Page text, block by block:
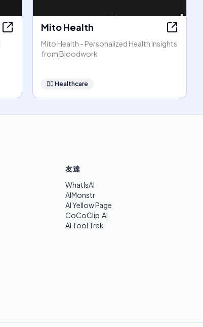
Mito Health
Mito Health - Personalized Health Insights
from Bloodwork
👩‍⚕️ Healthcare
友達
WhatIsAI
AIMonstr
AI Yellow Page
CoCoClip.AI
AI Tool Trek